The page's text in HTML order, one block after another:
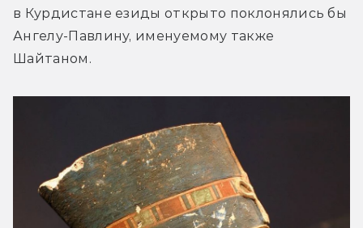
в Курдистане езиды открыто поклонялись бы
Ангелу-Павлину, именуемому также
Шайтаном.